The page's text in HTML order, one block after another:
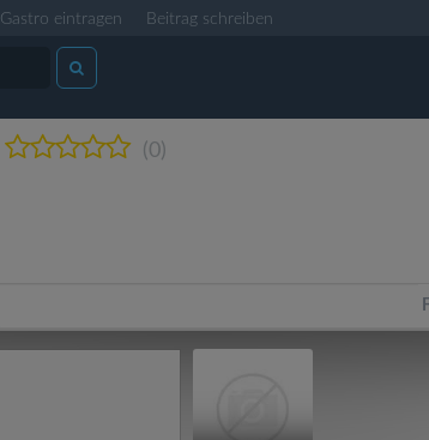
Gastro eintragen Beitrag schreiben
(0)